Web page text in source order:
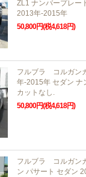
ZL1 ナンバープレー
2013年-2015年
50,800円(税4,618円)
フルブラ コルガン
年-2015年 セダン ナ
カットなし.
50,800円(税4,618円)
フルブラ コルガン
ン パサート セダン